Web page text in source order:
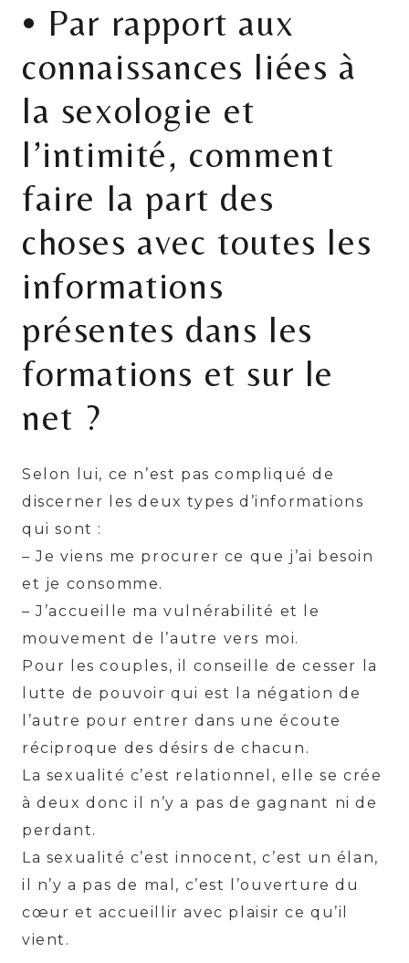
• Par rapport aux
connaissances liées à
la sexologie et
l’intimité, comment
faire la part des
choses avec toutes les
informations
présentes dans les
formations et sur le
net ?
Selon lui, ce n’est pas compliqué de
discerner les deux types d’informations
qui sont :
– Je viens me procurer ce que j’ai besoin
et je consomme.
– J’accueille ma vulnérabilité et le
mouvement de l’autre vers moi.
Pour les couples, il conseille de cesser la
lutte de pouvoir qui est la négation de
l’autre pour entrer dans une écoute
réciproque des désirs de chacun.
La sexualité c’est relationnel, elle se crée
à deux donc il n’y a pas de gagnant ni de
perdant.
La sexualité c’est innocent, c’est un élan,
il n’y a pas de mal, c’est l’ouverture du
cœur et accueillir avec plaisir ce qu’il
vient.